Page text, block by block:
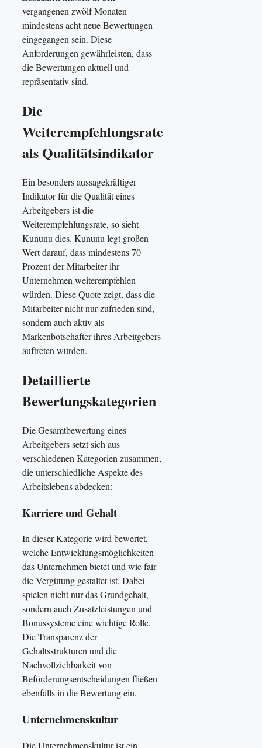
vergangenen zwölf Monaten
mindestens acht neue Bewertungen
eingegangen sein. Diese
Anforderungen gewährleisten, dass
die Bewertungen aktuell und
repräsentativ sind.
Die
Weiterempfehlungsrate
als Qualitätsindikator
Ein besonders aussagekräftiger
Indikator für die Qualität eines
Arbeitgebers ist die
Weiterempfehlungsrate, so sieht
Kununu dies. Kununu legt großen
Wert darauf, dass mindestens 70
Prozent der Mitarbeiter ihr
Unternehmen weiterempfehlen
würden. Diese Quote zeigt, dass die
Mitarbeiter nicht nur zufrieden sind,
sondern auch aktiv als
Markenbotschafter ihres Arbeitgebers
auftreten würden.
Detaillierte
Bewertungskategorien
Die Gesamtbewertung eines
Arbeitgebers setzt sich aus
verschiedenen Kategorien zusammen,
die unterschiedliche Aspekte des
Arbeitslebens abdecken:
Karriere und Gehalt
In dieser Kategorie wird bewertet,
welche Entwicklungsmöglichkeiten
das Unternehmen bietet und wie fair
die Vergütung gestaltet ist. Dabei
spielen nicht nur das Grundgehalt,
sondern auch Zusatzleistungen und
Bonussysteme eine wichtige Rolle.
Die Transparenz der
Gehaltsstrukturen und die
Nachvollziehbarkeit von
Beförderungsentscheidungen fließen
ebenfalls in die Bewertung ein.
Unternehmenskultur
Die Unternehmenskultur ist ein